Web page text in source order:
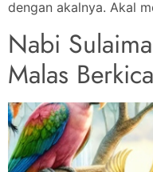
dengan akalnya. Akal
Nabi
Malas